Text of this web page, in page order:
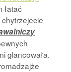
łatać
glancowała.